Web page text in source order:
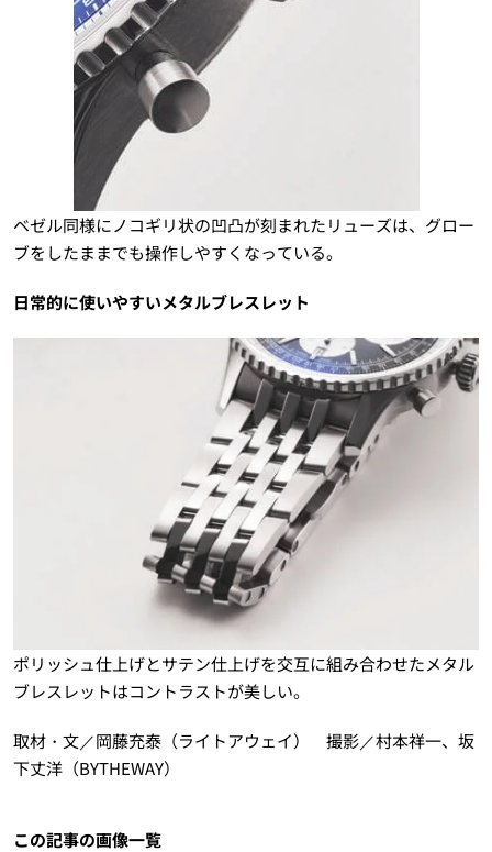
ベゼル同様にノコギリ状の凹凸が刻まれたリューズは、グロー
ブをしたままでも操作しやすくなっている。
日常的に使いやすいメタルブレスレット
ポリッシュ仕上げとサテン仕上げを交互に組み合わせたメタル
ブレスレットはコントラストが美しい。
取材・文／岡藤充泰（ライトアウェイ） 撮影／村本祥一、坂
下丈洋（BYTHEWAY）
この記事の画像一覧